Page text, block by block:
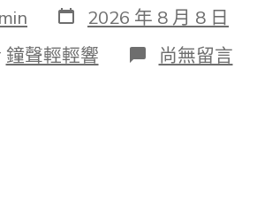
發
表
日
期
2026 年 8 月 8 日
鐘聲輕輕響 在
〈陳
尚無留言